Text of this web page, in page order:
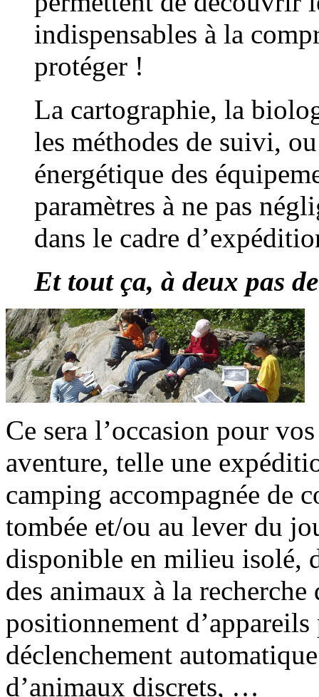
indispensables à la
protéger !
La cartographie, la
les méthodes de suivi,
énergétique des
paramètres à ne pas
dans le cadre
Et tout ça, à deux pas
Ce sera l’occasion pour
aventure, telle une
camping accompagnée de
tombée et/ou au lever du
disponible en milieu isolé,
des animaux à la
positionnement
déclenchement
d’animaux discrets, …